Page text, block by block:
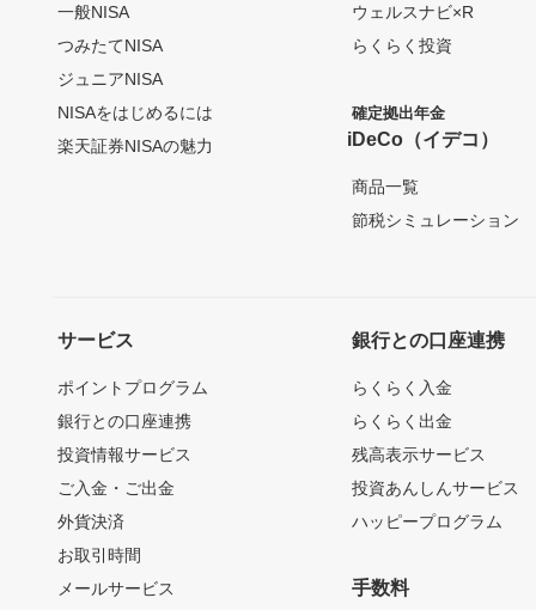
一般NISA
つみたてNISA
ジュニアNISA
NISAをはじめるには
楽天証券NISAの魅力
ウェルスナビ×R
らくらく投資
確定拠出年金
iDeCo（イデコ）
商品一覧
節税シミュレーション
サービス
ポイントプログラム
銀行との口座連携
投資情報サービス
ご入金・ご出金
外貨決済
お取引時間
メールサービス
銀行との口座連携
らくらく入金
らくらく出金
残高表示サービス
投資あんしんサービス
ハッピープログラム
手数料